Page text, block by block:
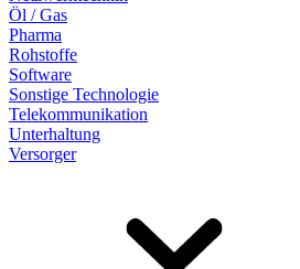
Öl / Gas
Pharma
Rohstoffe
Software
Sonstige Technologie
Telekommunikation
Unterhaltung
Versorger